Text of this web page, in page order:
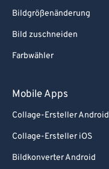
Bildgrößenänderung
Bild zuschneiden
Farbwähler
Mobile Apps
Collage-Ersteller Android
Collage-Ersteller iOS
Bildkonverter Android